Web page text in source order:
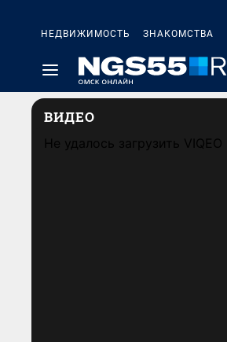
НЕДВИЖИМОСТЬ ЗНАКОМСТВА
ВИДЕО
Не удалось загрузить VIQEO